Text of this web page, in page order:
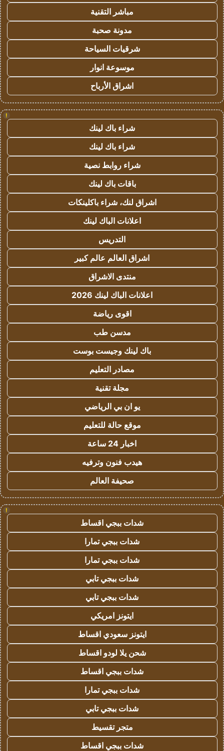
مباشر التقنية
مدونة صحبة
شرقيات السياحة
موسوعة انوار
اشراق الأرباح
!
شراء باك لينك
شراء باك لينك
شراء روابط نصية
باقات باك لينك
اشراق لنك، شراء باكلينكات
اعلانات الباك لينك
التدريس
اشراق العالم عالم كبير
منتدى الاشراق
اعلانات الباك لينك 2026
اقوى رياضة
مدسن طب
باك لينك وجيست بوست
مصادر التعليم
مجلة تقنية
يو ان بي الرياضي
موقع حالة للتعليم
اخبار 24 ساعة
هيدب فنون وترفيه
صحيفة العالم
!
شدات ببجي اقساط
شدات ببجي تمارا
شدات ببجي تمارا
شدات ببجي تابي
شدات ببجي تابي
ايتونز امريكي
ايتونز سعودي اقساط
شحن يلا لودو اقساط
شدات ببجي اقساط
شدات ببجي تمارا
شدات ببجي تابي
متجر تقسيط
شدات ببجي اقساط